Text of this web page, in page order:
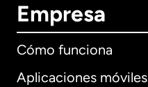
Empresa
Cómo funciona
Aplicaciones móviles